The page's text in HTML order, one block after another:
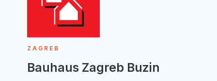
ZAGREB
Bauhaus Zagreb Buzin